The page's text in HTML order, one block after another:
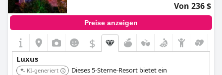
Von 236 $
Preise anzeigen
$
Luxus
KI-generiert
Dieses 5-Sterne-Resort bietet ein